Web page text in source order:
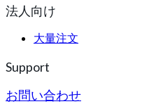
法人向け
大量注文
Support
お問い合わせ